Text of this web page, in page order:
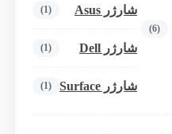
(6)
شارژر Asus (1)
شارژر Dell (1)
شارژر Surface (1)